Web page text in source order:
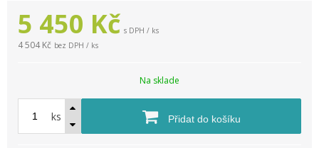
5 450 Kč s DPH / ks
4 504 Kč bez DPH / ks
Na sklade
ks Přidat do košíku